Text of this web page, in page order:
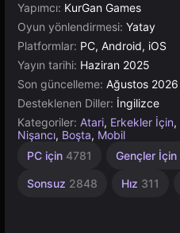
Yapımcı: KurGan Games
Oyun yönlendirmesi: Yatay
Platformlar: PC, Android, iOS
Yayın tarihi: Haziran 2025
Son güncelleme: Ağustos 2026
Desteklenen Diller: İngilizce
Kategoriler: Atari, Erkekler İçin,
Nişancı, Boşta, Mobil
PC için 4781 Gençler İçin
Sonsuz 2848 Hız 311
Çocuklar
1480
Tarayıcı
Unity
3174